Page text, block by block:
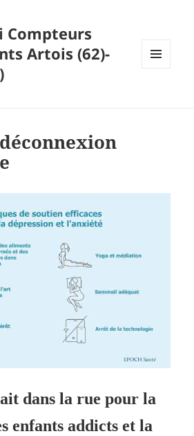
Compteurs
Artois (62)-
dans la rue pour la
enfants addicts et la